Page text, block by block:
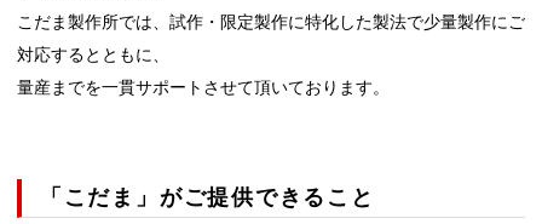
こだま製作所では、試作・限定製作に特化した製法で少量製作にご
対応するとともに、
量産までを一貫サポートさせて頂いております。
「こだま」がご提供できること